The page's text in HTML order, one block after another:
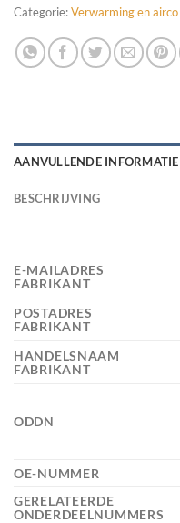
Categorie:Verwarming en airco
AANVULLENDE INFORMATIE
BESCHRIJVING
E-MAILADRES
FABRIKANT
POSTADRES
FABRIKANT
HANDELSNAAM
FABRIKANT
ODDN
OE-NUMMER
GERELATEERDE
ONDERDEELNUMMERS